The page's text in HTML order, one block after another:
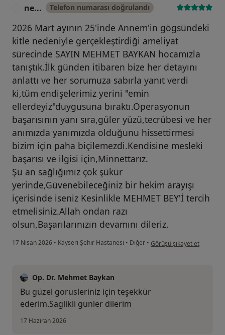
ne... Telefon numarası doğrulandı
2026 Mart ayının 25'inde Annem'in gögsündeki
kitle nedeniyle gerçekleştirdiği ameliyat
sürecinde SAYIN MEHMET BAYKAN hocamızla
tanıştık.İlk günden itibaren bize her detayını
anlattı ve her sorumuza sabırla yanıt verdi
ki,tüm endişelerimiz yerini "emin
ellerdeyiz"duygusuna bıraktı.Operasyonun
başarısının yanı sıra,güler yüzü,tecrübesi ve her
anımızda yanımızda olduğunu hissettirmesi
bizim için paha biçilemezdi.Kendisine mesleki
başarısı ve ilgisi için,Minnettarız.
Şu an sağlığımız çok şükür
yerinde,Güvenebileceğiniz bir hekim arayışı
içerisinde iseniz Kesinlikle MEHMET BEY'İ tercih
etmelisiniz.Allah ondan razı
olsun,Başarılarınızın devamını dileriz.
17 Nisan 2026 • Kayseri Şehir Hastanesi • Diğer • kullanıcının görüşüne
Görüşü şikayet et
Op. Dr. Mehmet Baykan
Bu güzel gorusleriniz için teşekkür
ederim.Saglikli günler dilerim
17 Haziran 2026